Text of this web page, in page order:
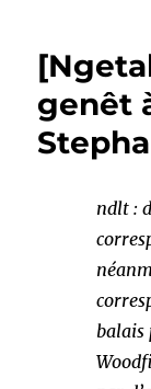
in
&
genêt
ndlt :
balais